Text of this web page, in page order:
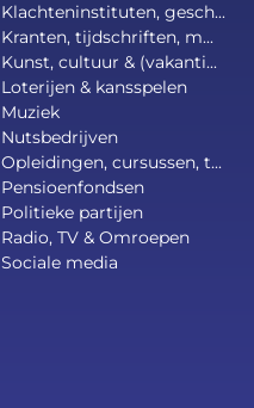
Klachteninstituten, gesch...
Kranten, tijdschriften, m...
Kunst, cultuur & (vakanti...
Loterijen & kansspelen
Muziek
Nutsbedrijven
Opleidingen, cursussen, t...
Pensioenfondsen
Politieke partijen
Radio, TV & Omroepen
Sociale media